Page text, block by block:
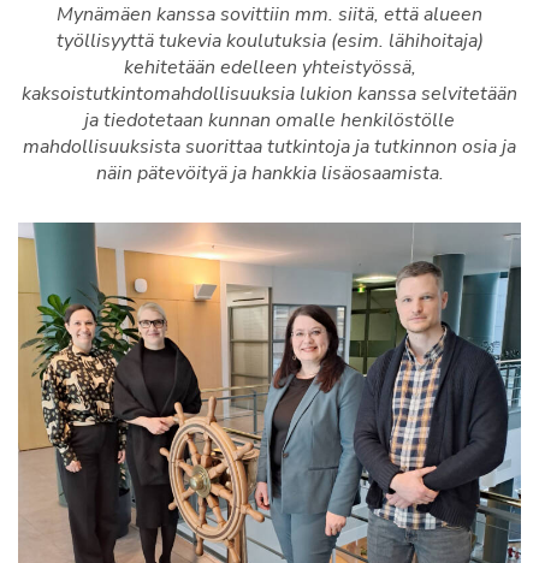
Mynämäen kanssa sovittiin mm. siitä, että alueen
työllisyyttä tukevia koulutuksia (esim. lähihoitaja)
kehitetään edelleen yhteistyössä,
kaksoistutkintomahdollisuuksia lukion kanssa selvitetään
ja tiedotetaan kunnan omalle henkilöstölle
mahdollisuuksista suorittaa tutkintoja ja tutkinnon osia ja
näin pätevöityä ja hankkia lisäosaamista.